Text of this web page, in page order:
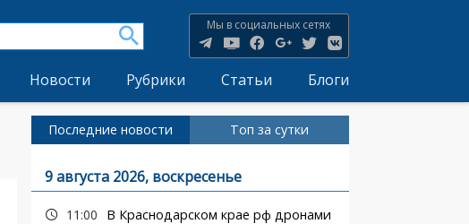
Мы в социальных сетях
Новости Рубрики Статьи Блоги
Последние новости Топ за сутки
9 августа 2026, воскресенье
11:00
В Краснодарском крае рф дронами